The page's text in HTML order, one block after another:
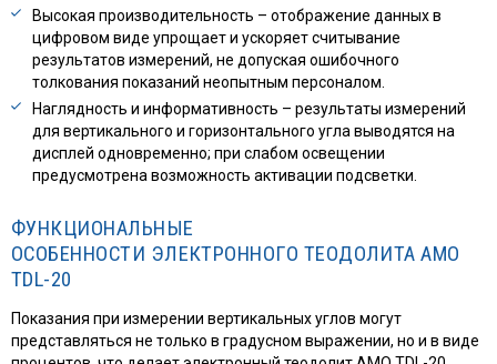
Высокая производительность – отображение данных в
цифровом виде упрощает и ускоряет считывание
результатов измерений, не допуская ошибочного
толкования показаний неопытным персоналом.
Наглядность и информативность – результаты измерений
для вертикального и горизонтального угла выводятся на
дисплей одновременно; при слабом освещении
предусмотрена возможность активации подсветки.
ФУНКЦИОНАЛЬНЫЕ
ОСОБЕННОСТИ ЭЛЕКТРОННОГО ТЕОДОЛИТА AMO
TDL-20
Показания при измерении вертикальных углов могут
представляться не только в градусном выражении, но и в виде